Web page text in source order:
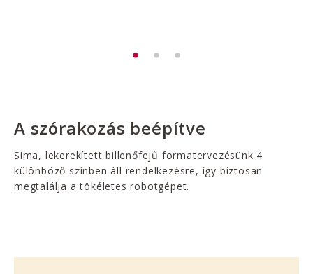
A szórakozás beépítve
Sima, lekerekített billenőfejű formatervezésünk 4
különböző színben áll rendelkezésre, így biztosan
megtalálja a tökéletes robotgépet.